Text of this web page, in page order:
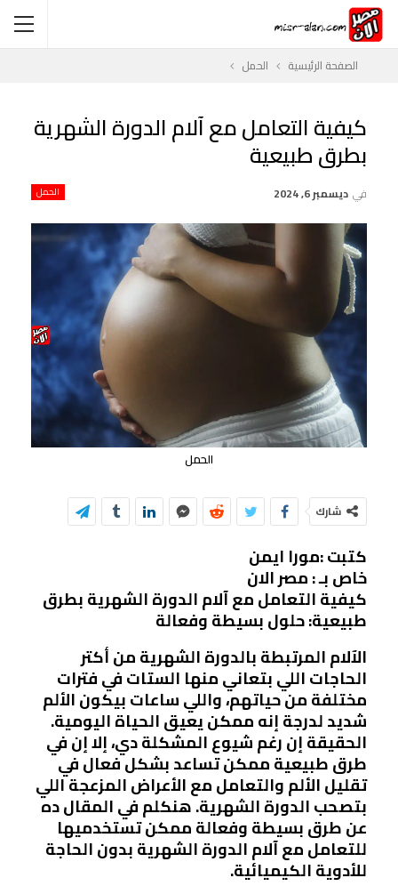
الصفحة الرئيسية الحمل
كيفية التعامل مع آلام الدورة الشهرية
بطرق طبيعية
الحمل في ديسمبر 6, 2024
الحمل
شارك
كتبت :مورا ايمن
خاص بـ : مصر الان
كيفية التعامل مع آلام الدورة الشهرية بطرق
طبيعية: حلول بسيطة وفعالة
الآلام المرتبطة بالدورة الشهرية من أكتر
الحاجات اللي بتعاني منها الستات في فترات
مختلفة من حياتهم، واللي ساعات بيكون الألم
شديد لدرجة إنه ممكن يعيق الحياة اليومية.
الحقيقة إن رغم شيوع المشكلة دي، إلا إن في
طرق طبيعية ممكن تساعد بشكل فعال في
تقليل الألم والتعامل مع الأعراض المزعجة اللي
بتصحب الدورة الشهرية. هنكلم في المقال ده
عن طرق بسيطة وفعالة ممكن تستخدميها
للتعامل مع آلام الدورة الشهرية بدون الحاجة
للأدوية الكيميائية.